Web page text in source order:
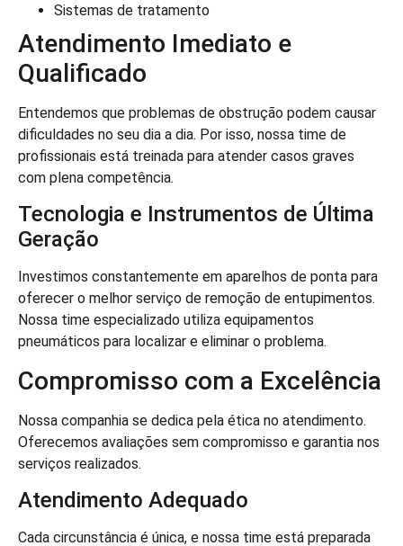
Sistemas de tratamento
Atendimento Imediato e
Qualificado
Entendemos que problemas de obstrução podem causar
dificuldades no seu dia a dia. Por isso, nossa time de
profissionais está treinada para atender casos graves
com plena competência.
Tecnologia e Instrumentos de Última
Geração
Investimos constantemente em aparelhos de ponta para
oferecer o melhor serviço de remoção de entupimentos.
Nossa time especializado utiliza equipamentos
pneumáticos para localizar e eliminar o problema.
Compromisso com a Excelência
Nossa companhia se dedica pela ética no atendimento.
Oferecemos avaliações sem compromisso e garantia nos
serviços realizados.
Atendimento Adequado
Cada circunstância é única, e nossa time está preparada